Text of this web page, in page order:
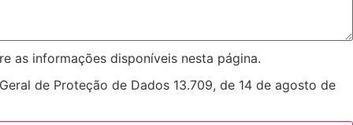
as informações disponíveis nesta página.
de Proteção de Dados 13.709, de 14 de agosto de